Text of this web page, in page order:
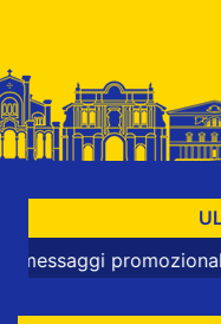
promozionali e